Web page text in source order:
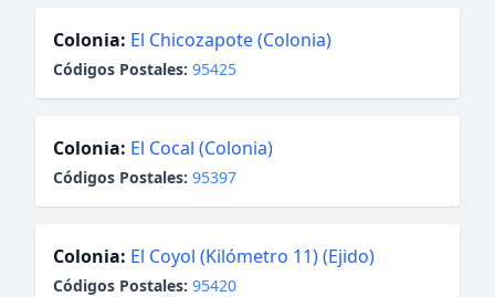
Colonia: El Chicozapote (Colonia)
Códigos Postales: 95425
Colonia: El Cocal (Colonia)
Códigos Postales: 95397
Colonia: El Coyol (Kilómetro 11) (Ejido)
Códigos Postales: 95420